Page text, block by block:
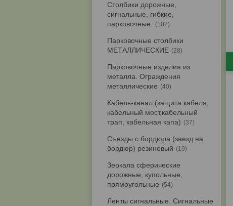
Столбики дорожные,
сигнальные, гибкие,
парковочные.
102
Парковочные столбики
МЕТАЛЛИЧЕСКИЕ
28
Парковочные изделия из
металла. Ограждения
металлические
40
Кабель-канал (защита кабеля,
кабельный мост,кабельный
трап, кабельная капа)
37
Съезды с бордюра (заезд на
бордюр) резиновый
19
Зеркала сферические
дорожные, купольные,
прямоугольные
54
Ленты сигнальные. Сигнальные